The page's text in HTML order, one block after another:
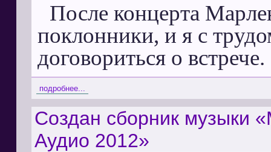
После концерта
поклонники, и я с
договориться о встрече.
подробнее...
Создан сборник
Аудио 2012»